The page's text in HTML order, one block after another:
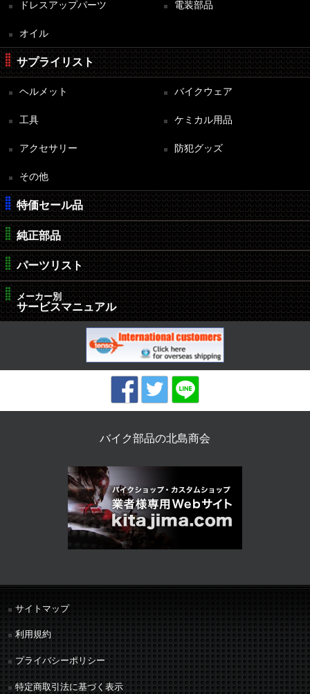
ドレスアップパーツ 電装部品
オイル
サプライリスト
ヘルメット バイクウェア
工具 ケミカル用品
アクセサリー 防犯グッズ
その他
特価セール品
純正部品
パーツリスト
メーカー別
サービスマニュアル
バイク部品の北島商会
サイトマップ
利用規約
プライバシーポリシー
特定商取引法に基づく表示